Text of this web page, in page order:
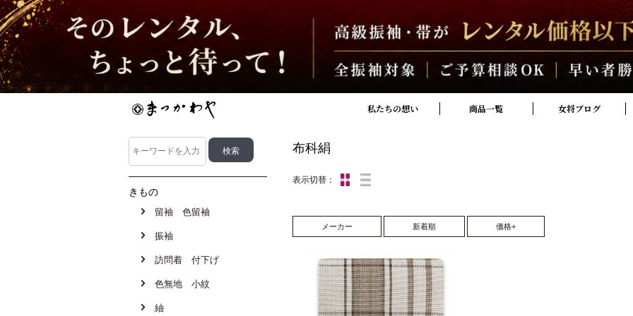
私たちの想い 商品一覧 女将ブログ
きもの
留袖 色留袖
振袖
訪問着 付下げ
色無地 小紋
紬
布科絹
表示切替：
メーカー 新着順 価格+